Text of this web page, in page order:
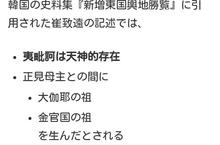
韓国の史料集『新増東国輿地勝覧』に引
用された崔致遠の記述では、
夷毗訶は天神的存在
正見母主との間に
大伽耶の祖
金官国の祖
を生んだとされる